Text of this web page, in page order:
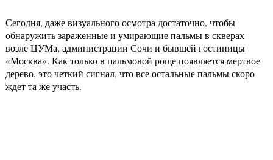
Сегодня, даже визуального осмотра достаточно, чтобы
обнаружить зараженные и умирающие пальмы в скверах
возле ЦУМа, администрации Сочи и бывшей гостиницы
«Москва». Как только в пальмовой роще появляется мертвое
дерево, это четкий сигнал, что все остальные пальмы скоро
ждет та же участь.